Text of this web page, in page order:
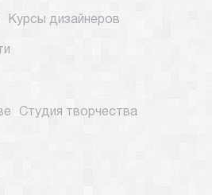
Курсы дизайнеров
Студия творчества